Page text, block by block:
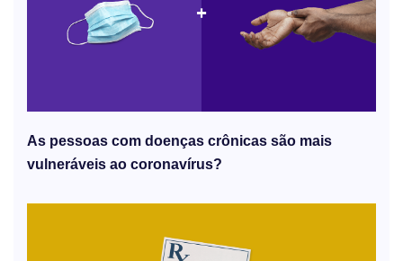
As pessoas com doenças crônicas são mais
vulneráveis ​​ao coronavírus?